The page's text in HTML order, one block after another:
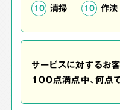
10 清掃 10 作法
サービスに対するお
100点満点中、何点で